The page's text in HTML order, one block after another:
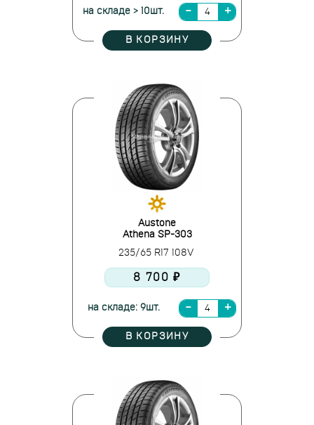
на складе > 10шт.
В КОРЗИНУ
Austone
Athena SP-303
235/65 R17 108V
8 700 ₽
на складе: 9шт.
В КОРЗИНУ